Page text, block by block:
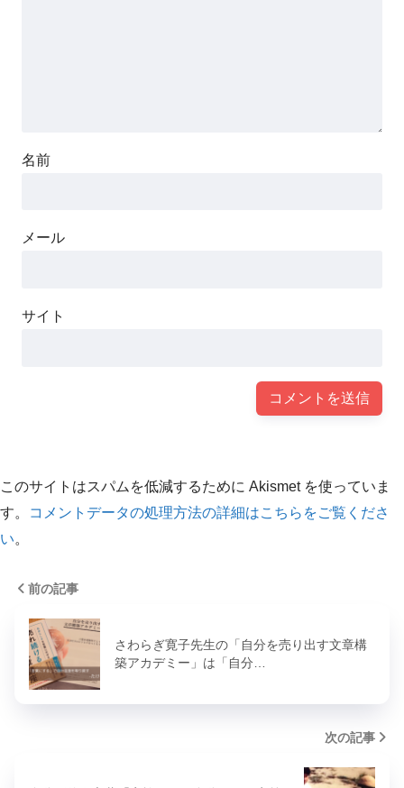
名前
メール
サイト
このサイトはスパムを低減するために Akismet を使っていま
す。
コメントデータの処理方法の詳細はこちらをご覧くださ
い。
前の記事
さわらぎ寛子先生の「自分を売り出す文章構
築アカデミー」は「自分…
次の記事